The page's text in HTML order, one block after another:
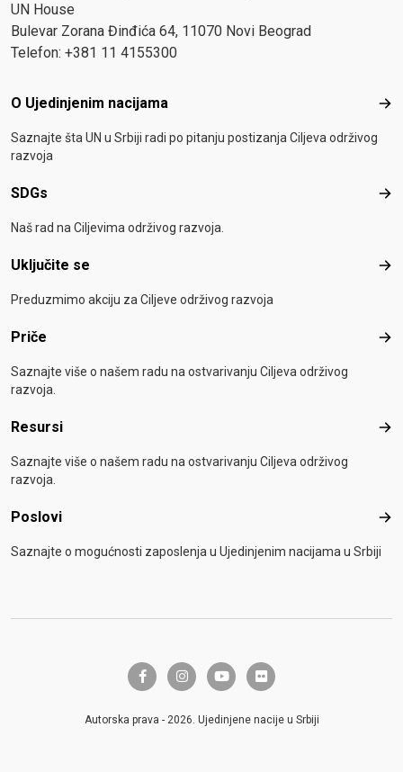
UN House
Bulevar Zorana Đinđića 64, 11070 Novi Beograd
Telefon: +381 11 4155300
Footer menu
O Ujedinjenim nacijama O
Saznajte šta UN u Srbiji radi po pitanju postizanja Ciljeva održivog
razvoja
SDGs
Naš rad na Ciljevima održivog razvoja.
Uključite se
Preduzmimo akciju za Ciljeve održivog razvoja
Priče
Saznajte više o našem radu na ostvarivanju Ciljeva održivog
razvoja.
Resursi
Saznajte više o našem radu na ostvarivanju Ciljeva održivog
razvoja.
Poslovi
Saznajte o mogućnosti zaposlenja u Ujedinjenim nacijama u Srbiji
facebook-finstagramyoutube flickr
Autorska prava - 2026. Ujedinjene nacije u Srbiji